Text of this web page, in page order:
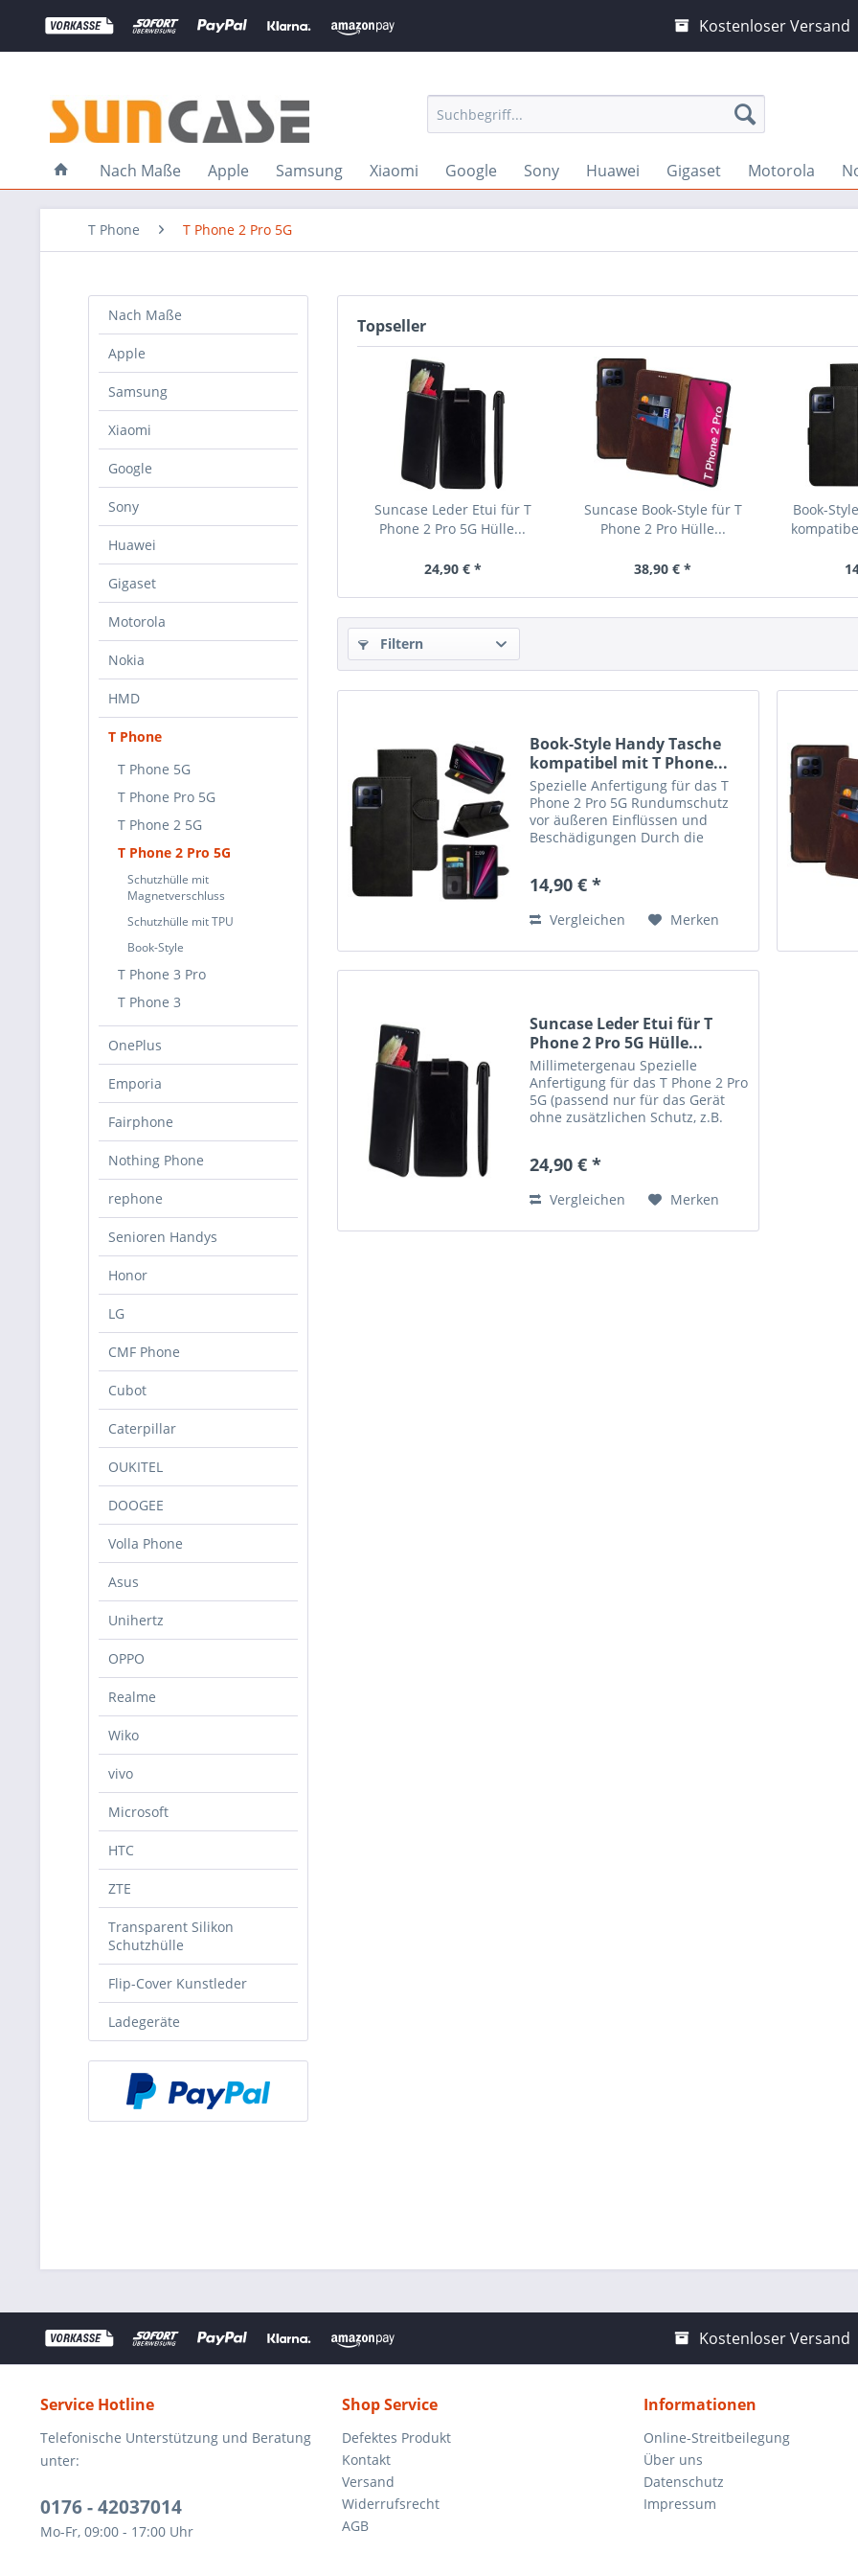
Kostenloser Versand
Nach Maße Apple Samsung Xiaomi Google Sony Huawei Gigaset Motorola
T Phone T Phone 2 Pro 5G
Nach Maße
Apple
Samsung
Xiaomi
Google
Sony
Huawei
Gigaset
Motorola
Nokia
HMD
T Phone
T Phone 5G
T Phone Pro 5G
T Phone 2 5G
T Phone 2 Pro 5G
Schutzhülle mit
Magnetverschluss
Schutzhülle mit TPU
Book-Style
T Phone 3 Pro
T Phone 3
OnePlus
Emporia
Fairphone
Nothing Phone
rephone
Senioren Handys
Honor
LG
CMF Phone
Cubot
Caterpillar
OUKITEL
DOOGEE
Volla Phone
Asus
Unihertz
OPPO
Realme
Wiko
vivo
Microsoft
HTC
ZTE
Transparent Silikon
Schutzhülle
Flip-Cover Kunstleder
Ladegeräte
Topseller
Suncase Leder Etui für T
Phone 2 Pro 5G Hülle...
24,90 € *
Suncase Book-Style für T
Phone 2 Pro Hülle...
38,90 € *
Book-
Filtern
Book-Style Handy Tasche
kompatibel mit T Phone...
Spezielle Anfertigung für das T
Phone 2 Pro 5G Rundumschutz
vor äußeren Einflüssen und
Beschädigungen Durch die
werden Sie nie wieder Ärger mit
14,90 € *
Vergleichen Merken
Suncase Leder Etui für T
Phone 2 Pro 5G Hülle...
Millimetergenau Spezielle
Anfertigung für das T Phone 2 Pro
5G (passend nur für das Gerät
ohne zusätzlichen Schutz, z.B.
kräftige Farben verleihen der
24,90 € *
Vergleichen Merken
Kostenloser Versand
Service Hotline
Telefonische Unterstützung und Beratung
unter:
0176 - 42037014
Mo-Fr, 09:00 - 17:00 Uhr
Shop Service
Defektes Produkt
Kontakt
Versand
Widerrufsrecht
AGB
Informationen
Online-Streitbeilegung
Über uns
Datenschutz
Impressum